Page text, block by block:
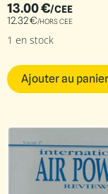
13.00€/CEE
12.32€/HORS CEE
1 en stock
Ajouter au panier